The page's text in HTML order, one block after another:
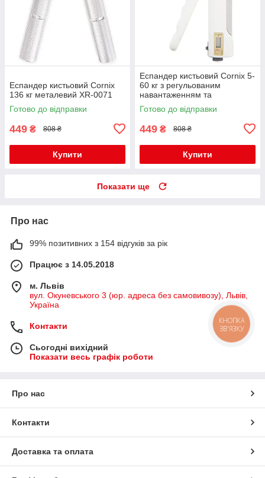
Еспандер кистьовий Cornix
136 кг металевий XR-0071
Готово до відправки
449 ₴ 808 ₴
Купити
Еспандер кистьовий Cornix 5-
60 кг з регульованим
навантаженням та
електронним лічильником
XR-0281 White
Готово до відправки
449 ₴ 808 ₴
Купити
Показати ще
Про нас
99% позитивних з 154 відгуків за рік
Працює з 14.05.2018
м. Львів
вул. Окуневського 3 (юр. адреса без самовивозу), Львів,
Україна
Контакти
Сьогодні вихідний
Показати весь графік роботи
Про нас
Контакти
Доставка та оплата
КНОПКА
ЗВ'ЯЗКУ